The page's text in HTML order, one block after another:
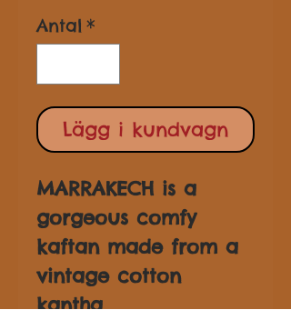
Antal *
Lägg i kundvagn
MARRAKECH is a
gorgeous comfy
kaftan made from a
vintage cotton
kantha.